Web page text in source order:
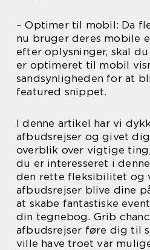
– Optimer til mobil: Da
nu bruger deres mobile
efter oplysninger, skal
er optimeret til mobil
sandsynligheden for at
featured snippet.
I denne artikel har vi
afbudsrejser og givet
overblik over vigtige
du er interesseret i
den rette fleksibilitet og
afbudsrejser blive dine
at skabe fantastiske
din tegnebog. Grib
afbudsrejser føre dig til
ville have troet var